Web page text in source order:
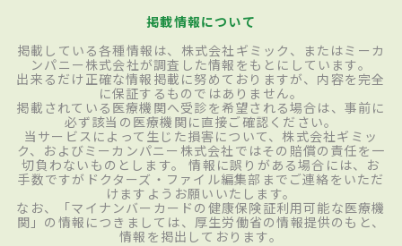
掲載情報について
掲載している各種情報は、株式会社ギミック、またはミーカ
ンパニー株式会社が調査した情報をもとにしています。
出来るだけ正確な情報掲載に努めておりますが、内容を完全
に保証するものではありません。
掲載されている医療機関へ受診を希望される場合は、事前に
必ず該当の医療機関に直接ご確認ください。
当サービスによって生じた損害について、株式会社ギミッ
ク、およびミーカンパニー株式会社ではその賠償の責任を一
切負わないものとします。 情報に誤りがある場合には、お
手数ですがドクターズ・ファイル編集部までご連絡をいただ
けますようお願いいたします。
なお、「マイナンバーカードの健康保険証利用可能な医療機
関」の情報につきましては、厚生労働省の情報提供のもと、
情報を掲出しております。